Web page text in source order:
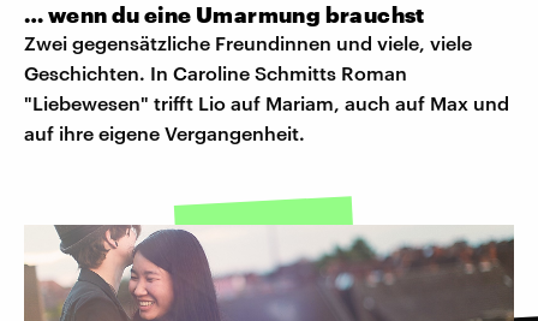
… wenn du eine Umarmung brauchst
Zwei gegensätzliche Freundinnen und viele, viele
Geschichten. In Caroline Schmitts Roman
"Liebewesen" trifft Lio auf Mariam, auch auf Max und
auf ihre eigene Vergangenheit.